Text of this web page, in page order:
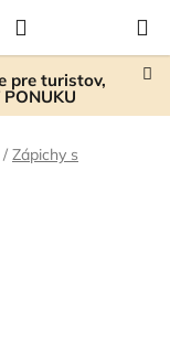
pre turistov,
KOŠÍK
/ Zápichy s